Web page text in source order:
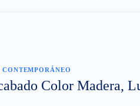
Color Madera,